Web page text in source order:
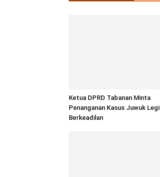
Ketua DPRD Tabanan Minta
Penanganan Kasus Juwuk Legi
Berkeadilan